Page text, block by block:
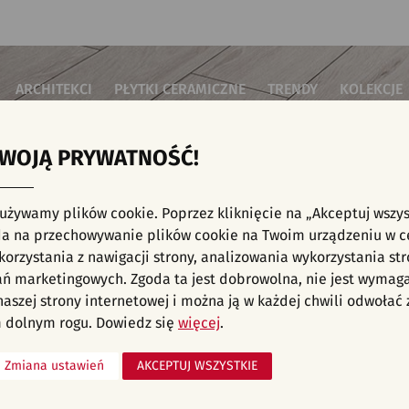
ARCHITEKCI PŁYTKI CERAMICZNE TRENDY KOLEKCJE
do sypialni
kuchenne
łazienkowe
na schody
na taras
komercyjne
Płytki ścienne
Płytki cegiełki
Płytki drewnopodobne
Płytki heksagonalne
Płytki jodełka
Płytki kamienne
Płytki kolorowe
Płytki
Płytki we
KAFELKI - NOWOŚCI, INWESTYCJE,
aranżacji spełniających wybrane filtry. Przejdź do pełnej oferty
PRYWATNOŚĆ!
plików cookie. Poprzez kliknięcie na „Akceptuj
na przechowywanie plików cookie na Twoim urządzeniu w
z nawigacji strony, analizowania wykorzystania
marketingowych. Zgoda ta jest dobrowolna, nie jest
strony internetowej i można ją w każdej chwili odwołać
dolnym rogu. Dowiedz się więcej.
Zmiana ustawień AKCEPTUJ WSZYSTKIE